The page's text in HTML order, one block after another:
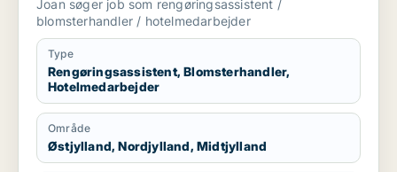
Joan søger job som rengøringsassistent /
blomsterhandler / hotelmedarbejder
Type
Rengøringsassistent, Blomsterhandler,
Hotelmedarbejder
Område
Østjylland, Nordjylland, Midtjylland